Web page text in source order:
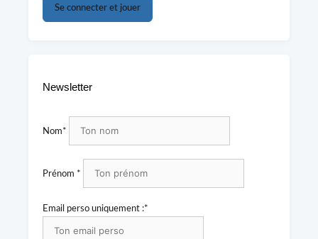
Se connecter et jouer
Newsletter
Nom*
Prénom *
Email perso uniquement :*